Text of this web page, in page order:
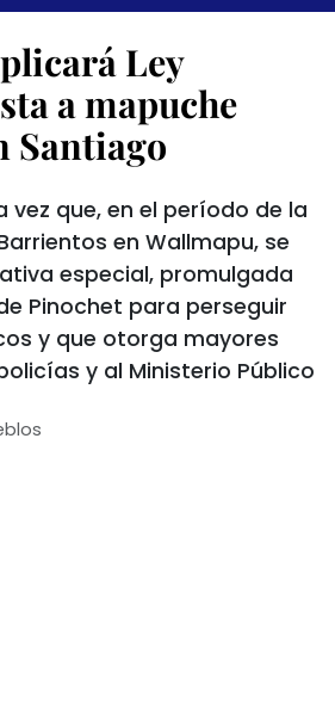
Ley
a mapuche
Santiago
vez que, en el período de la
en Wallmapu, se
especial, promulgada
Pinochet para perseguir
y que otorga mayores
y al Ministerio Público